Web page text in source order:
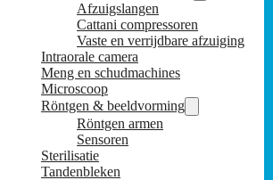
Afzuigslangen
Cattani compressoren
Vaste en verrijdbare afzuiging
Intraorale camera
Meng en schudmachines
Microscoop
Röntgen & beeldvorming
Röntgen armen
Sensoren
Sterilisatie
Tandenbleken